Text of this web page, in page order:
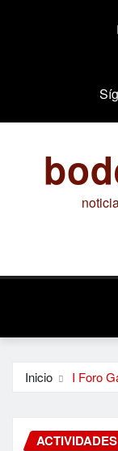
Inicio I Foro
ACTIVIDADES